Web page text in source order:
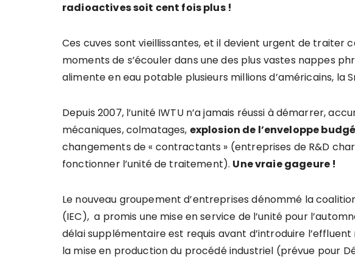
radioactives soit cent fois plus !
Ces cuves sont vieillissantes, et il devient urgent de traiter
moments de s’écouler dans une des plus vastes nappes
alimente en eau potable plusieurs millions d’américains, la
Depuis 2007, l’unité IWTU n’a jamais réussi à démarrer,
mécaniques, colmatages, explosion de l’enveloppe
changements de « contractants » (entreprises de R&D
fonctionner l’unité de traitement). Une vraie gageure !
Le nouveau groupement d’entreprises dénommé la
(IEC), a promis une mise en service de l’unité pour
délai supplémentaire est requis avant d’introduire
la mise en production du procédé industriel (prévue pour